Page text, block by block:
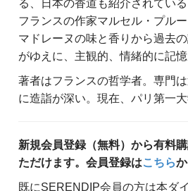
る、日本の香道も紹介されている
フランスの作家マルセル・プル
マドレーヌの味と香りから過去
がゆえに、主観的、情緒的に記
著者はフランスの哲学者。専門
に造詣が深い。現在、パリ第一
新規会員登録（無料）から有料
ただけます。会員登録はこちら
既にSERENDIP会員の方は本ダ